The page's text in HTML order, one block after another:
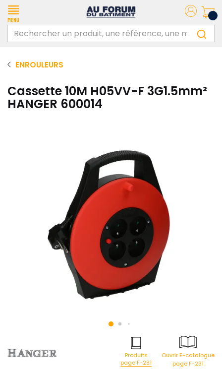
Menu
ENROULEURS
Cassette 10M H05VV-F 3G1.5mm²
HANGER 600014
Produits
page F-231
Ouvrir E-catalogue
page F-231